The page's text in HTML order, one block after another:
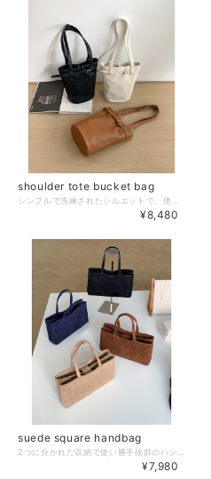
shoulder tote bucket bag
¥8,480
suede square handbag
¥7,980